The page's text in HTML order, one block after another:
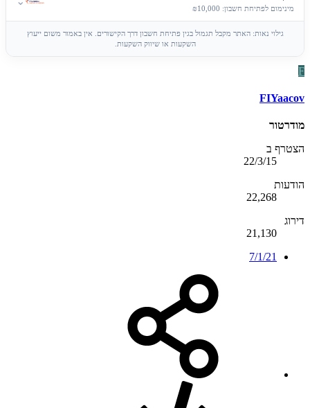
מינימום לפתיחת חשבון: ₪10,000
גילוי נאות: האתר מקבל תגמול בגין פתיחת חשבון דרך הקישורים. אין באמור משום ייעוץ
השקעות או שיווק השקעות.
F
FIYaacov
מודרטור
הצטרף ב
22/3/15
הודעות
22,268
דירוג
21,130
7/1/21